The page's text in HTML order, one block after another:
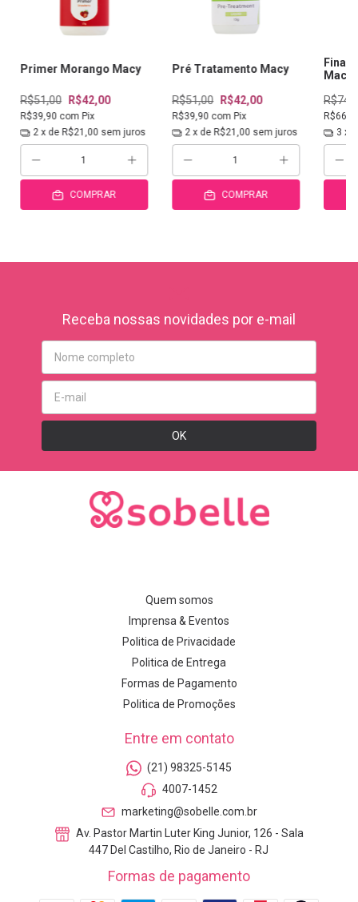
Primer Morango Macy
R$51,00 R$42,00
R$39,90 com Pix
2 x de R$21,00 sem juros
COMPRAR
Pré Tratamento Macy
R$51,00 R$42,00
R$39,90 com Pix
2 x de R$21,00 sem juros
COMPRAR
Macy
3 x
Receba nossas novidades por e-mail
Quem somos
Imprensa & Eventos
Politica de Privacidade
Politica de Entrega
Formas de Pagamento
Politica de Promoções
Entre em contato
(21) 98325-5145
4007-1452
marketing@sobelle.com.br
Av. Pastor Martin Luter King Junior, 126 - Sala
447 Del Castilho, Rio de Janeiro - RJ
Formas de pagamento